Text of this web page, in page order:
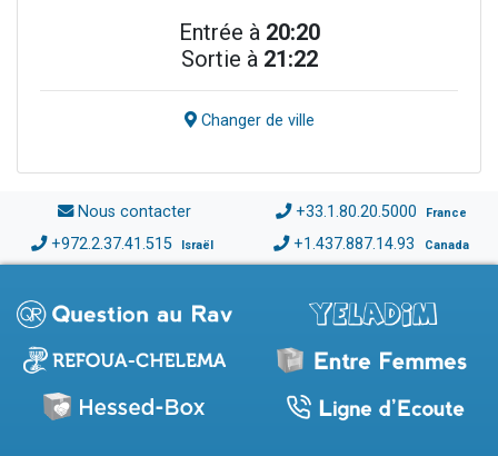
Entrée à 20:20
Sortie à 21:22
Changer de ville
Nous contacter +33.1.80.20.5000 France
+972.2.37.41.515 Israël +1.437.887.14.93 Canada